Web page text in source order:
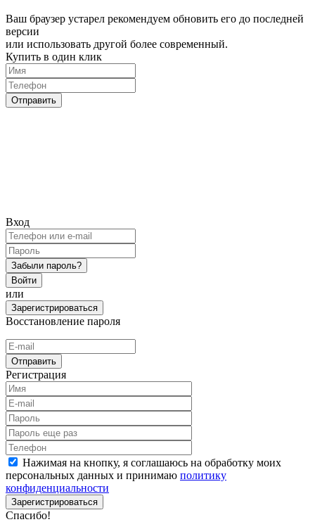
Ваш браузер устарел рекомендуем обновить его до последней
версии
или использовать другой более современный.
Купить в один клик
Отправить
Вход
Забыли пароль?
Войти
или
Зарегистрироваться
Восстановление пароля
Отправить
Регистрация
Нажимая на кнопку, я соглашаюсь на обработку моих
персональных данных и принимаю политику
конфиденциальности
Зарегистрироваться
Спасибо!